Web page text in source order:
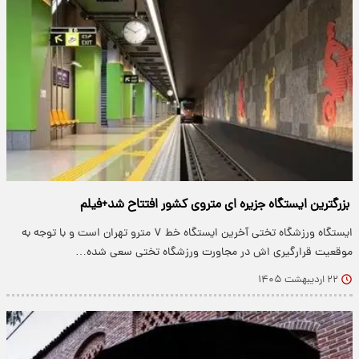
بزرگترین ایستگاه جزیره ای متروی کشور افتتاح شد+فیلم
ایستگاه ورزشگاه تختی آخرین ایستگاه خط ۷ مترو تهران است و با توجه به
موقعیت قرارگیری اش در مجاورت ورزشگاه تختی سعی شده…
۲۲ اردیبهشت ۱۴۰۵